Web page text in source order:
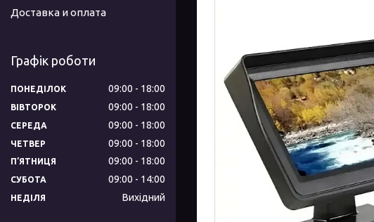
Доставка и оплата
Графік роботи
ПОНЕДІЛОК 09:00 18:00
ВІВТОРОК 09:00 18:00
СЕРЕДА 09:00 18:00
ЧЕТВЕР 09:00 18:00
ПʼЯТНИЦЯ 09:00 18:00
СУБОТА 09:00 14:00
НЕДІЛЯ Вихідний